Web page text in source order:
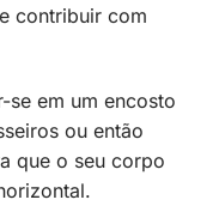
contribuir com
se em um encosto
ou então
que o seu corpo